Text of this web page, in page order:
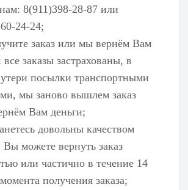
8(911)398-28-87 или
24-24;
заказ или мы вернём Вам
все заказы застрахованы, в
утери посылки транспортными
мы заново вышлем заказ
Вам деньги;
довольны качеством
Вы можете вернуть заказ
или частично в течение 14
получения заказа;